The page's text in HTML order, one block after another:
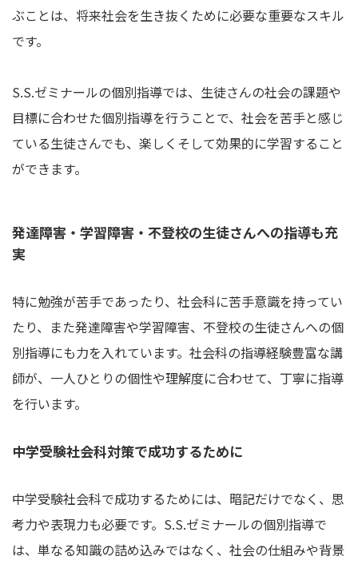
ぶことは、将来社会を生き抜くために必要な重要なスキル
です。
S.S.ゼミナールの個別指導では、生徒さんの社会の課題や
目標に合わせた個別指導を行うことで、社会を苦手と感じ
ている生徒さんでも、楽しくそして効果的に学習すること
ができます。
発達障害・学習障害・不登校の生徒さんへの指導も充
実
特に勉強が苦手であったり、社会科に苦手意識を持ってい
たり、また発達障害や学習障害、不登校の生徒さんへの個
別指導にも力を入れています。社会科の指導経験豊富な講
師が、一人ひとりの個性や理解度に合わせて、丁寧に指導
を行います。
中学受験社会科対策で成功するために
中学受験社会科で成功するためには、暗記だけでなく、思
考力や表現力も必要です。S.S.ゼミナールの個別指導で
は、単なる知識の詰め込みではなく、社会の仕組みや背景